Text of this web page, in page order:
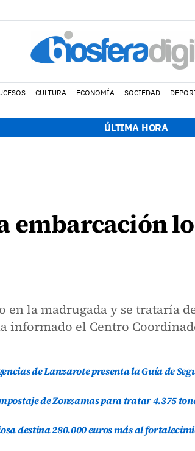
CULTURA ECONOMÍA SOCIEDAD
ÚLTIMA HORA
embarcación
en la madrugada y se trataría
informado el Centro
de Lanzarote presenta la Guía de
de Zonzamas para tratar 4.375
destina 280.000 euros más al